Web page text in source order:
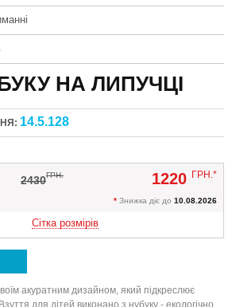
НА ЛИПУЧЦІ
14.5.128
2430ГРН. 1220 ГРН.*
* Знижка діє до 10.08.2026
Сітка розмірів
акуратним дизайном, який підкреслює
для дітей виконано з нубуку - екологічно